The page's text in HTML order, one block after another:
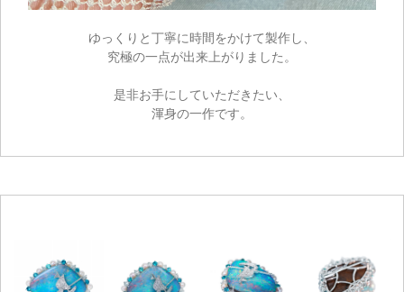
ゆっくりと丁寧に時間をかけて製作し、
究極の一点が出来上がりました。
是非お手にしていただきたい、
渾身の一作です。